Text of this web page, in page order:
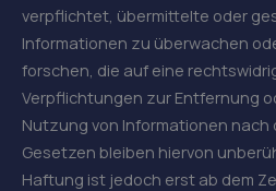
verpflichtet, übermittelte oder
Informationen zu überwachen
forschen, die auf eine
Verpflichtungen zur Entfernung
Nutzung von Informationen nach
Gesetzen bleiben hiervon
Haftung ist jedoch erst ab dem